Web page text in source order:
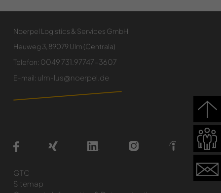
GTC
Sitemap
Noerpel Logistics & Services GmbH
Heuweg 3, 89079 Ulm (Centrala)
Telefon: 0049 731.97747-3607
E-mail: ulm-lus@noerpel.de